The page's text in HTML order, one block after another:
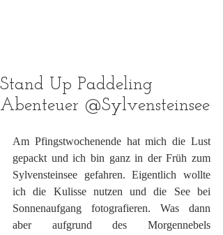
Stand Up Paddeling
Abenteuer @Sylvensteinsee
Am Pfingstwochenende hat mich die Lust
gepackt und ich bin ganz in der Früh zum
Sylvensteinsee gefahren. Eigentlich wollte
ich die Kulisse nutzen und die See bei
Sonnenaufgang fotografieren. Was dann
aber aufgrund des Morgennebels